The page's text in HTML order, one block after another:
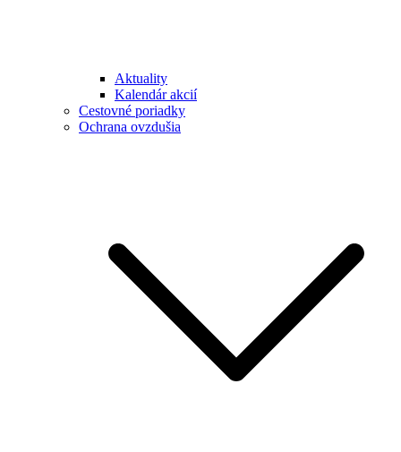
Aktuality
Kalendár akcií
Cestovné poriadky
Ochrana ovzdušia